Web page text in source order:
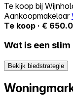
Te koop bij
Aankoopmakelaar
Te koop · €
Wat is een slim
Bekijk biedstrategie